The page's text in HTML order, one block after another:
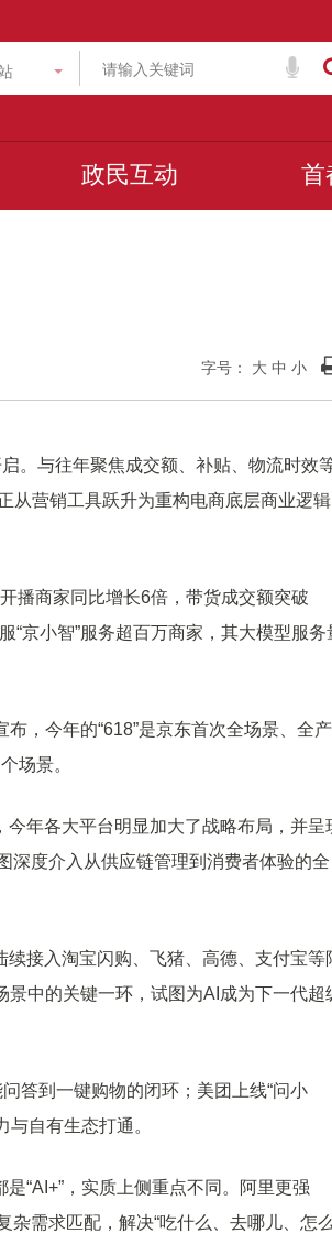
政民互动 首
字号： 大 中 小
。与往年聚焦成交额、补贴、物流时效
从营销工具跃升为重构电商底层商业逻辑
播商家同比增长6倍，带货成交额突破
京小智”服务超百万商家，其大模型服务
，今年的“618”是京东首次全场景、全产
场景。
年各大平台明显加大了战略布局，并呈
深度介入从供应链管理到消费者体验的全
接入淘宝闪购、飞猪、高德、支付宝等
中的关键一环，试图为AI成为下一代超
答到一键购物的闭环；美团上线“问小
自有生态打通。
“AI+”，实质上侧重点不同。阿里更强
杂需求匹配，解决“吃什么、去哪儿、怎么